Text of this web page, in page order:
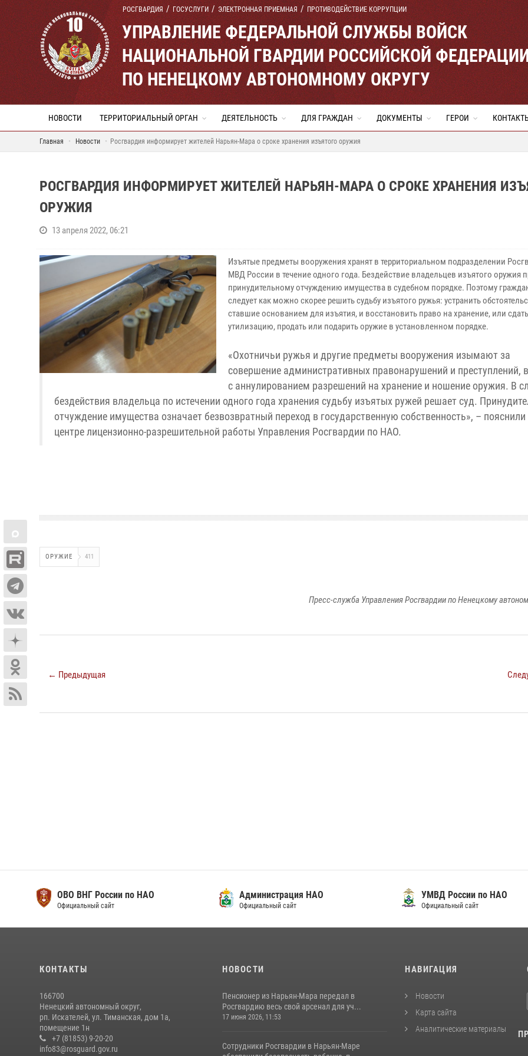
РОСГВАРДИЯ ГОСУСЛУГИ ЭЛЕКТРОННАЯ ПРИЕМНАЯ ПРОТИВОДЕЙСТВИЕ КОРРУПЦИИ
УПРАВЛЕНИЕ ФЕДЕРАЛЬНОЙ СЛУЖБЫ ВОЙСК
НАЦИОНАЛЬНОЙ ГВАРДИИ РОССИЙСКОЙ
ПО НЕНЕЦКОМУ АВТОНОМНОМУ ОКРУГУ
НОВОСТИ ТЕРРИТОРИАЛЬНЫЙ ОРГАН ДЕЯТЕЛЬНОСТЬ ДЛЯ ГРАЖДАН ДОКУМЕНТЫ ГЕРОИ
Главная Новости Росгвардия информирует жителей Нарьян-Мара о сроке хранения изъятого оружия
РОСГВАРДИЯ ИНФОРМИРУЕТ ЖИТЕЛЕЙ НАРЬЯН-МАРА О СРОКЕ ХРАНЕНИЯ
ОРУЖИЯ
13 апреля 2022, 06:21
Изъятые предметы вооружения хранят в территориальном подразделении
МВД России в течение одного года. Бездействие владельцев изъятого оружия
принудительному отчуждению имущества в судебном порядке. Поэтому
следует как можно скорее решить судьбу изъятого ружья: устранить
ставшие основанием для изъятия, и восстановить право на хранение, или
утилизацию, продать или подарить оружие в установленном порядке.
«Охотничьи ружья и другие предметы вооружения изымают за
совершение административных правонарушений и преступлений,
с аннулированием разрешений на хранение и ношение оружия. В
бездействия владельца по истечении одного года хранения судьбу изъятых ружей решает суд.
отчуждение имущества означает безвозвратный переход в государственную собственность», – пояснили
центре лицензионно-разрешительной работы Управления Росгвардии по НАО.
ОРУЖИЕ 411
Пресс-служба Управления Росгвардии по Ненецкому
← Предыдущая
ОВО ВНГ России по НАО
Официальный сайт
Администрация НАО
Официальный сайт
УМВД России по НАО
Официальный сайт
КОНТАКТЫ
166700
Ненецкий автономный округ,
рп. Искателей, ул. Тиманская, дом 1а,
помещение 1н
+7 (81853) 9-20-20
info83@rosguard.gov.ru
НОВОСТИ
Пенсионер из Нарьян-Мара передал в
Росгвардию весь свой арсенал для уч...
17 июня 2026, 11:53
Сотрудники Росгвардии в Нарьян-Маре
НАВИГАЦИЯ
Новости
Карта сайта
Аналитические материалы